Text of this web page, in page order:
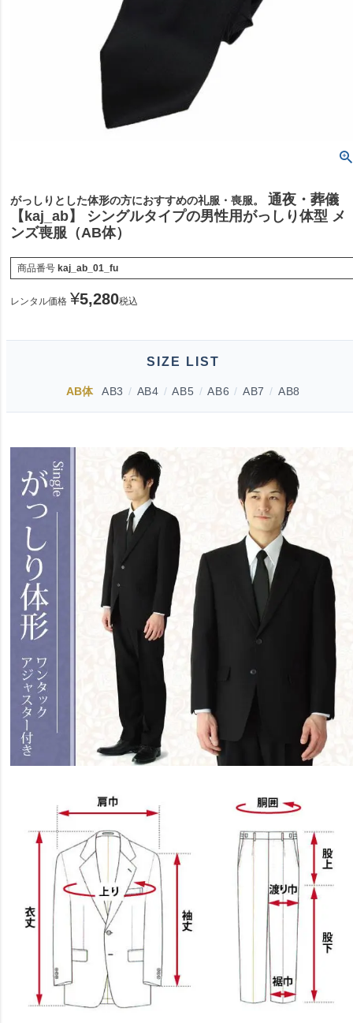
がっしりとした体形の方におすすめの礼服・喪服。
通夜・葬儀
【kaj_ab】 シングルタイプの男性用がっしり体型 メ
ンズ喪服（AB体）
商品番号 kaj_ab_01_fu
レンタル価格 ¥5,280税込
SIZE LIST
AB体 AB3 / AB4 / AB5 / AB6 / AB7 / AB8